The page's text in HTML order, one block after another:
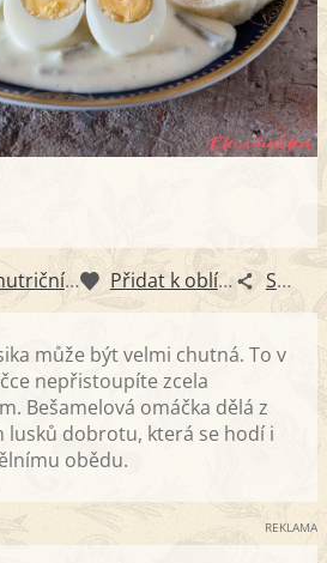
Zapsat do nutričního diáře Přidat k oblíbeným Sdílet
může být velmi chutná. To v
nepřistoupíte zcela
Bešamelová omáčka dělá z
lusků dobrotu, která se hodí i
obědu.
REKLAMA